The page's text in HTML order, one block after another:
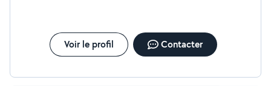
Voir le profil Contacter